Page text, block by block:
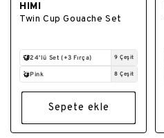
Satıcı:
HIMI
Twin Cup Gouache Set
24'lü Set (+3 Fırça) 9 Çeşit
Pink 8 Çeşit
Sepete ekle